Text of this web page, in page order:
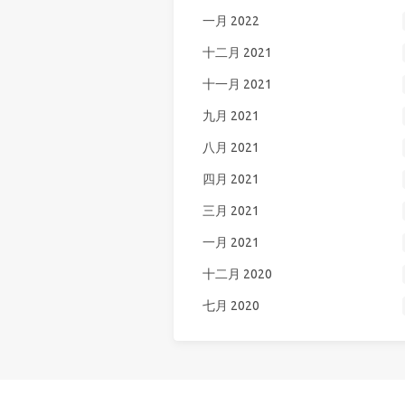
一月 2022
十二月 2021
十一月 2021
九月 2021
八月 2021
四月 2021
三月 2021
一月 2021
十二月 2020
七月 2020